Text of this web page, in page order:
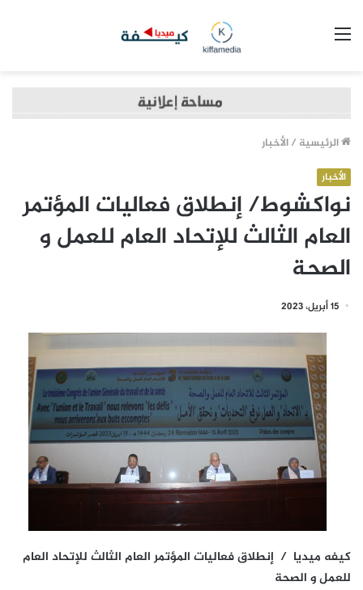
الرئيسية /الأخبار
الأخبار
نواكشوط/ إنطلاق فعاليات المؤتمر
العام الثالث للإتحاد العام للعمل و
الصحة
15 أبريل، 2023
كيفه ميديا / إنطلاق فعاليات المؤتمر العام الثالث للإتحاد العام
للعمل و الصحة